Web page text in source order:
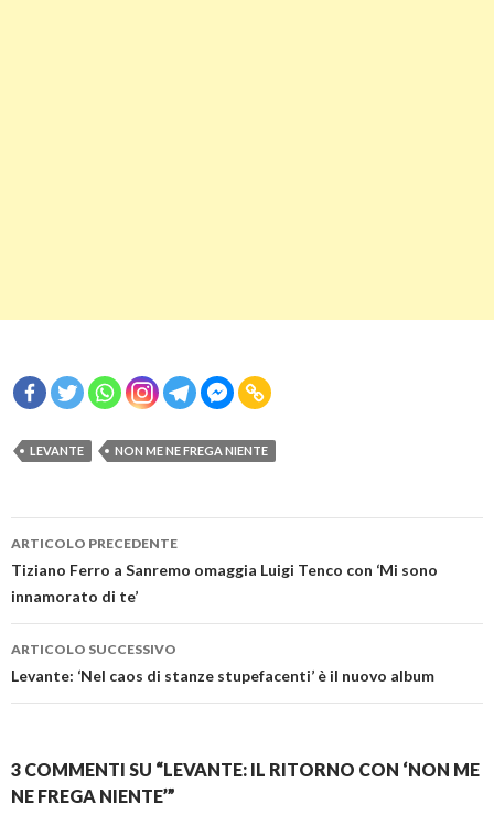
LEVANTE NON ME NE FREGA NIENTE
Navigazione
articolo
ARTICOLO PRECEDENTE
Tiziano Ferro a Sanremo omaggia Luigi Tenco con ‘Mi sono
innamorato di te’
ARTICOLO SUCCESSIVO
Levante: ‘Nel caos di stanze stupefacenti’ è il nuovo album
3 COMMENTI SU “LEVANTE: IL RITORNO CON ‘NON ME
NE FREGA NIENTE’”